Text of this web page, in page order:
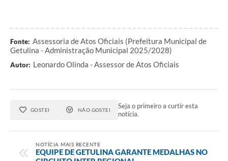
Fonte: Assessoria de Atos Oficiais (Prefeitura Municipal de
Getulina - Administração Municipal 2025/2028)
Autor: Leonardo Olinda - Assessor de Atos Oficiais
GOSTEI NÃO GOSTEI
Seja o primeiro a curtir esta
notícia.
NOTÍCIA MAIS RECENTE
EQUIPE DE GETULINA GARANTE MEDALHAS NO